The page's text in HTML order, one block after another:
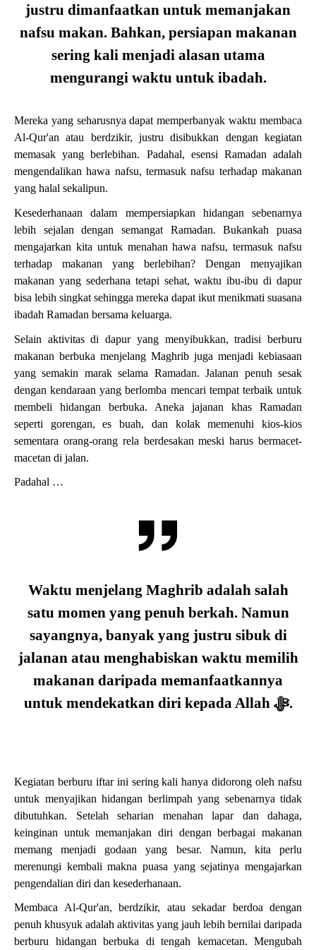
justru dimanfaatkan untuk memanjakan
nafsu makan. Bahkan, persiapan makanan
sering kali menjadi alasan utama
mengurangi waktu untuk ibadah.
Mereka yang seharusnya dapat memperbanyak waktu membaca
Al-Qur'an atau berdzikir, justru disibukkan dengan kegiatan
memasak yang berlebihan. Padahal, esensi Ramadan adalah
mengendalikan hawa nafsu, termasuk nafsu terhadap makanan
yang halal sekalipun.
Kesederhanaan dalam mempersiapkan hidangan sebenarnya
lebih sejalan dengan semangat Ramadan. Bukankah puasa
mengajarkan kita untuk menahan hawa nafsu, termasuk nafsu
terhadap makanan yang berlebihan? Dengan menyajikan
makanan yang sederhana tetapi sehat, waktu ibu-ibu di dapur
bisa lebih singkat sehingga mereka dapat ikut menikmati suasana
ibadah Ramadan bersama keluarga.
Selain aktivitas di dapur yang menyibukkan, tradisi berburu
makanan berbuka menjelang Maghrib juga menjadi kebiasaan
yang semakin marak selama Ramadan. Jalanan penuh sesak
dengan kendaraan yang berlomba mencari tempat terbaik untuk
membeli hidangan berbuka. Aneka jajanan khas Ramadan
seperti gorengan, es buah, dan kolak memenuhi kios-kios
sementara orang-orang rela berdesakan meski harus bermacet-
macetan di jalan.
Padahal …
Waktu menjelang Maghrib adalah salah
satu momen yang penuh berkah. Namun
sayangnya, banyak yang justru sibuk di
jalanan atau menghabiskan waktu memilih
makanan daripada memanfaatkannya
untuk mendekatkan diri kepada Allah ﷻ.
Kegiatan berburu iftar ini sering kali hanya didorong oleh nafsu
untuk menyajikan hidangan berlimpah yang sebenarnya tidak
dibutuhkan. Setelah seharian menahan lapar dan dahaga,
keinginan untuk memanjakan diri dengan berbagai makanan
memang menjadi godaan yang besar. Namun, kita perlu
merenungi kembali makna puasa yang sejatinya mengajarkan
pengendalian diri dan kesederhanaan.
Membaca Al-Qur'an, berdzikir, atau sekadar berdoa dengan
penuh khusyuk adalah aktivitas yang jauh lebih bernilai daripada
berburu hidangan berbuka di tengah kemacetan. Mengubah